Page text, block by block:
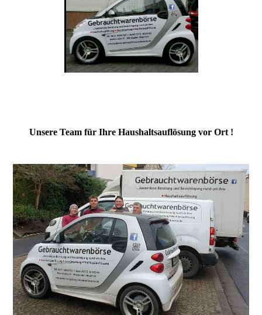
Unsere Team für Ihre Haushaltsauflösung vor Ort !